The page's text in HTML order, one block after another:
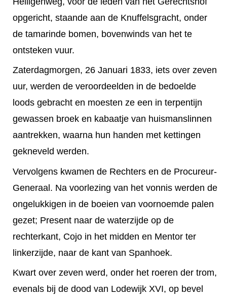
opgericht, staande aan de Knuffelsgracht, onder
de tamarinde bomen, bovenwinds van het te
ontsteken vuur.
Zaterdagmorgen, 26 Januari 1833, iets over zeven
uur, werden de veroordeelden in de bedoelde
loods gebracht en moesten ze een in terpentijn
gewassen broek en kabaatje van huismanslinnen
aantrekken, waarna hun handen met kettingen
gekneveld werden.
Vervolgens kwamen de Rechters en de Procureur-
Generaal. Na voorlezing van het vonnis werden de
ongelukkigen in de boeien van voornoemde palen
gezet; Present naar de waterzijde op de
rechterkant, Cojo in het midden en Mentor ter
linkerzijde, naar de kant van Spanhoek.
Kwart over zeven werd, onder het roeren der trom,
evenals bij de dood van Lodewijk XVI, op bevel